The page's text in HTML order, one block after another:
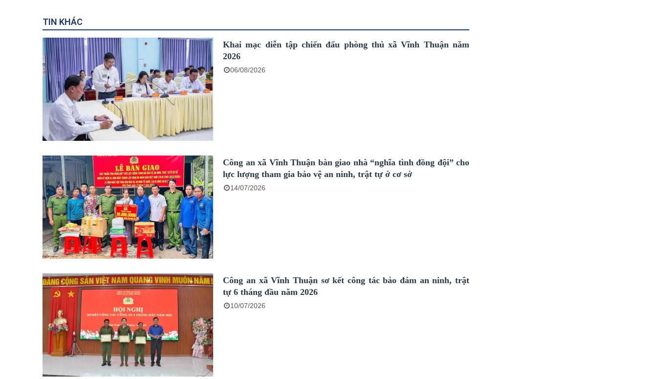
TIN KHÁC
Khai mạc diễn tập chiến đấu phòng thủ xã Vĩnh Thuận năm
2026
06/08/2026
Công an xã Vĩnh Thuận bàn giao nhà “nghĩa tình đồng đội” cho
lực lượng tham gia bảo vệ an ninh, trật tự ở cơ sở
14/07/2026
Công an xã Vĩnh Thuận sơ kết công tác bảo đảm an ninh, trật
tự 6 tháng đầu năm 2026
10/07/2026